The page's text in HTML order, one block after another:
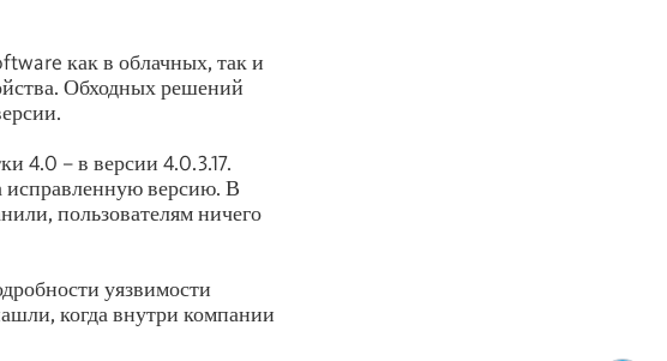
как в облачных, так и
Обходных решений
4.0 – в версии 4.0.3.17.
исправленную версию. В
пользователям ничего
уязвимости
когда внутри компании